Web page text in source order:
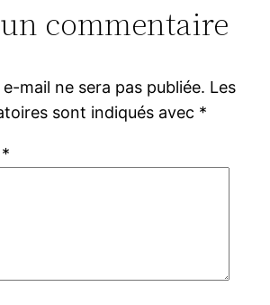
commentaire
mail ne sera pas publiée. Les
sont indiqués avec *
*